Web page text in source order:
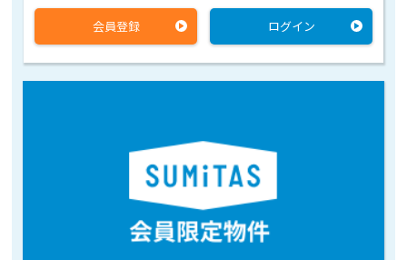
会員登録 ログイン